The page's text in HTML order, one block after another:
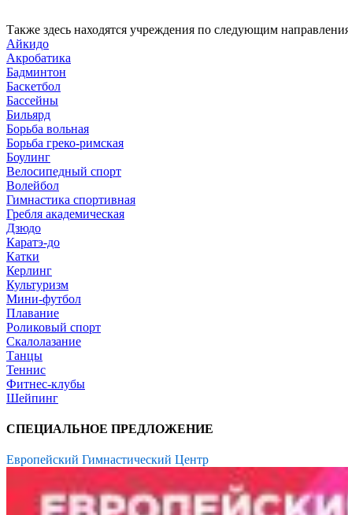
Также здесь находятся учреждения по следующим
Айкидо
Акробатика
Бадминтон
Баскетбол
Бассейны
Бильярд
Борьба вольная
Борьба греко-римская
Боулинг
Велосипедный спорт
Волейбол
Гимнастика спортивная
Гребля академическая
Дзюдо
Каратэ-до
Катки
Керлинг
Культуризм
Мини-футбол
Плавание
Роликовый спорт
Скалолазание
Танцы
Теннис
Фитнес-клубы
Шейпинг
СПЕЦИАЛЬНОЕ ПРЕДЛОЖЕНИЕ
Европейский Гимнастический Центр